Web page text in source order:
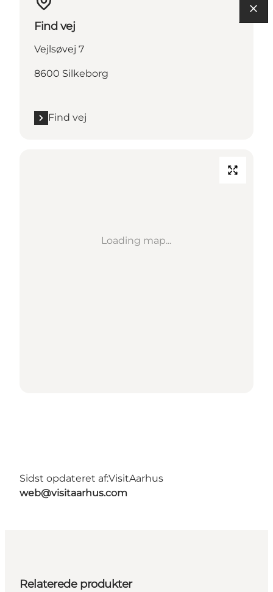
Find vej
Vejlsøvej 7
8600 Silkeborg
Find vej
Loading map...
Sidst opdateret af:VisitAarhus
web@visitaarhus.com
Relaterede produkter